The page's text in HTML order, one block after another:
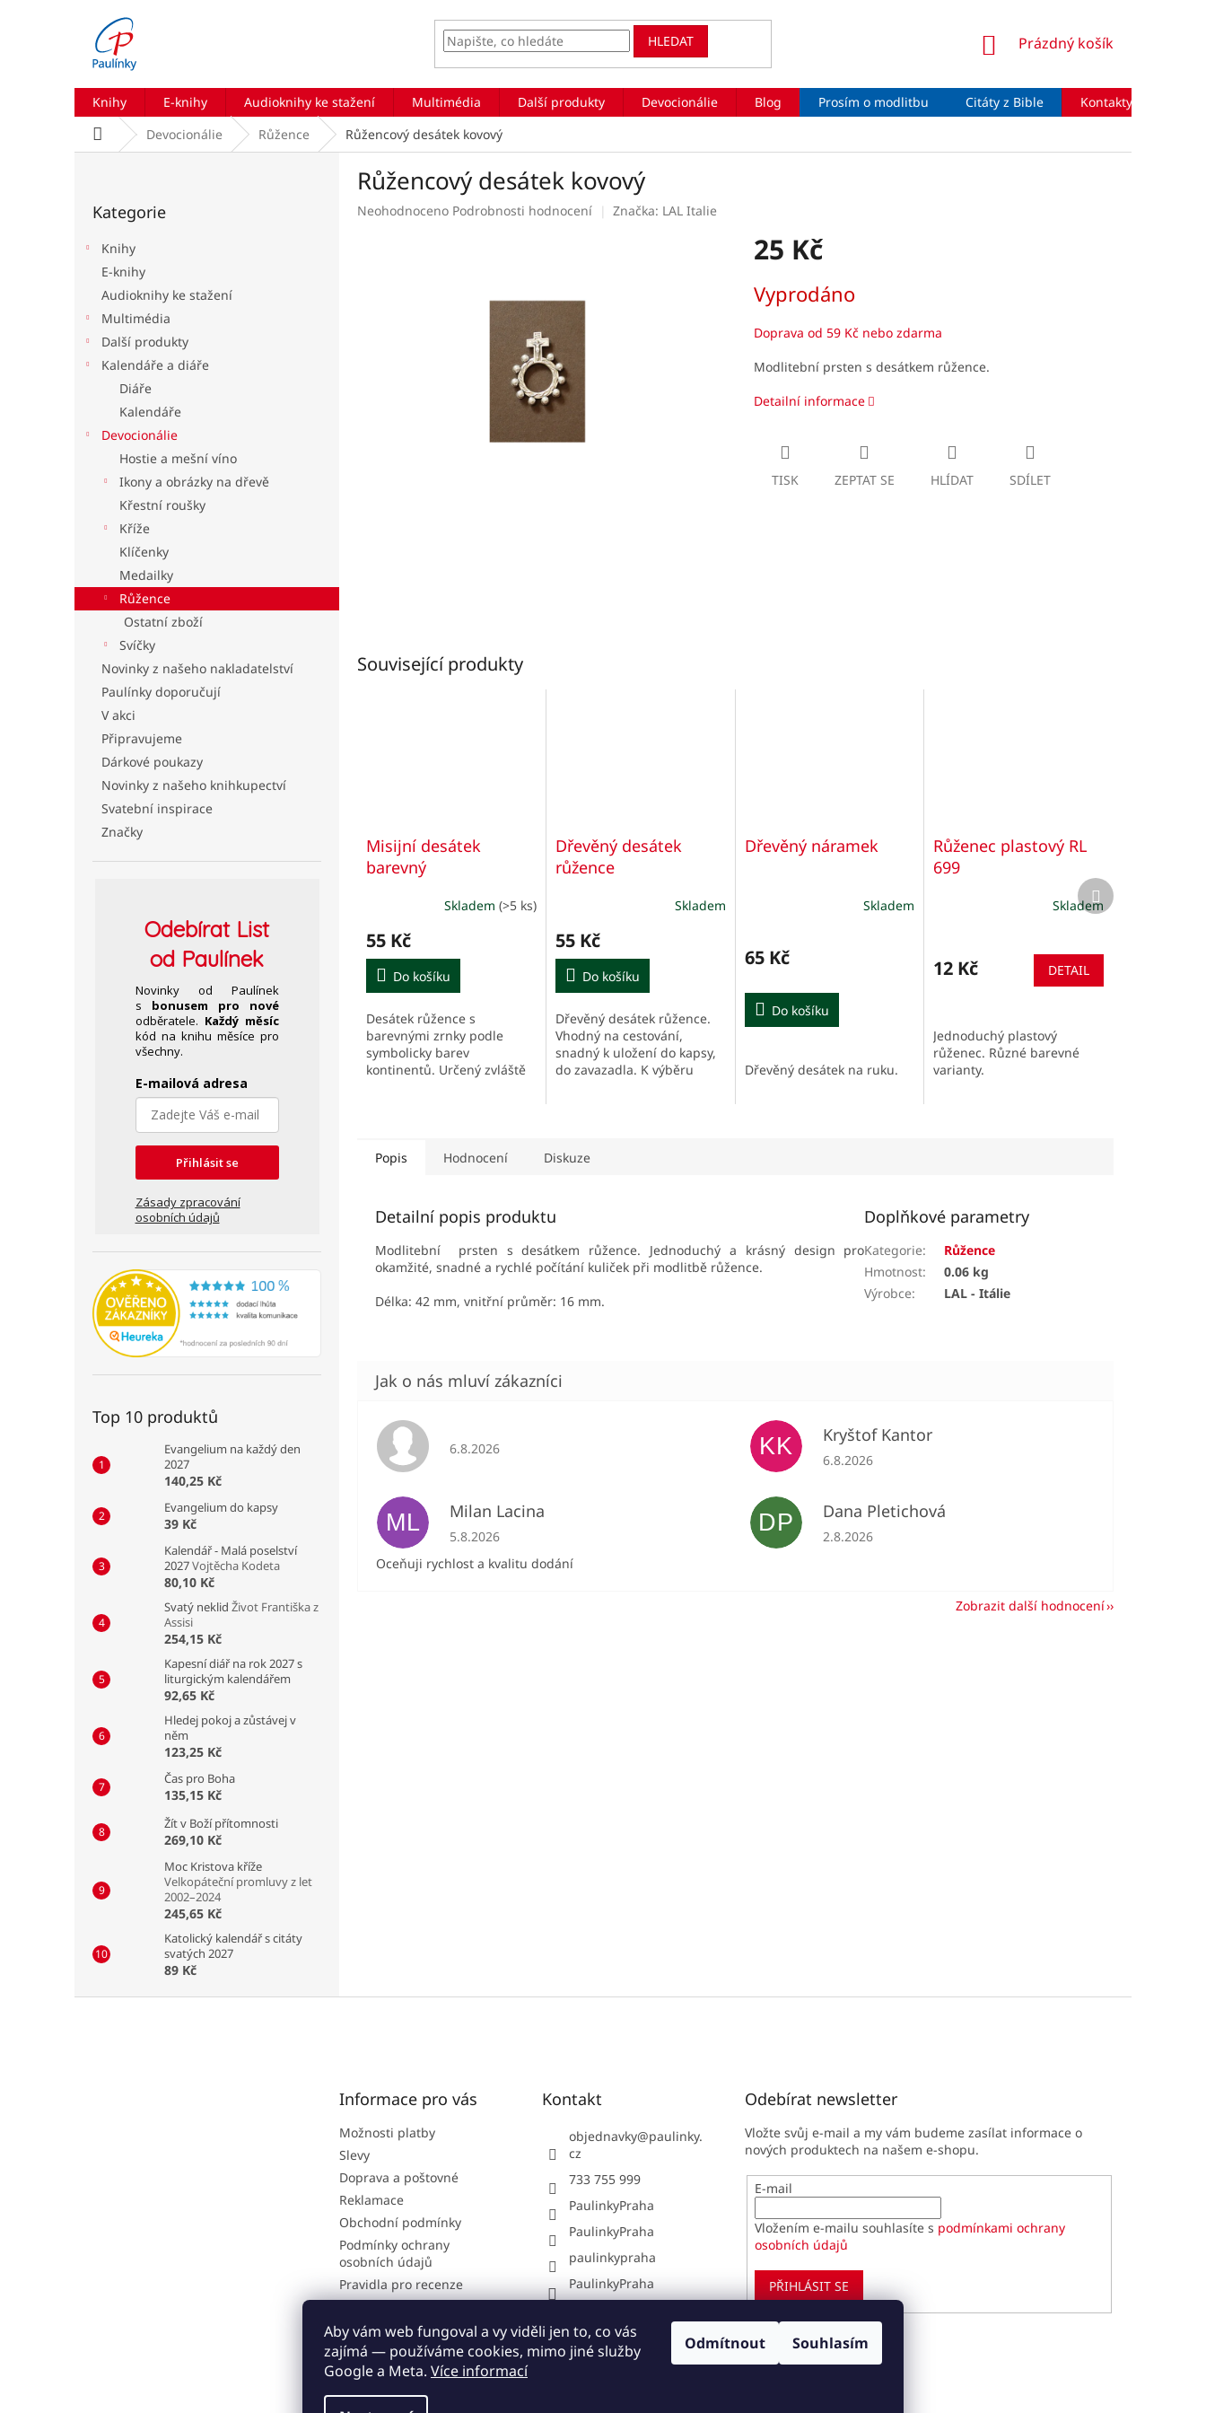
Aby vám web fungoval a vy viděli jen to, co vás
zajímá — používáme cookies, mimo jiné služby
Google a Meta. Více informací
Odmítnout Souhlasím
HLEDAT
NÁKUPNÍ
Prázdný košík
Knihy E-knihy Audioknihy ke stažení Multimédia Další produkty Devocionálie Blog Prosím o modlitbu Citáty z Bible Kontakty
Domů Devocionálie Růžence Růžencový desátek kovový
kategorie
Kategorie
Knihy
E-knihy
Audioknihy ke stažení
Multimédia
Další produkty
Kalendáře a diáře
Diáře
Kalendáře
Devocionálie
Hostie a mešní víno
Ikony a obrázky na dřevě
Křestní roušky
Kříže
Klíčenky
Medailky
Růžence
Ostatní zboží
Svíčky
Novinky z našeho nakladatelství
Paulínky doporučují
V akci
Připravujeme
Dárkové poukazy
Novinky z našeho knihkupectví
Svatební inspirace
Značky
OdebíratList
od Paulínek
Novinky od Paulínek
s bonusem pro nové
odběratele. Každý měsíc
kód na knihu měsíce pro
všechny.
E-mailová adresa
Přihlásit se
Zásady zpracování
osobních údajů
Top 10 produktů
Evangelium na každý den
2027
140,25 Kč
Evangelium do kapsy
39 Kč
Kalendář - Malá poselství
2027Vojtěcha Kodeta
80,10 Kč
Svatý neklid Život Františka z
Assisi
254,15 Kč
Kapesní diář na rok 2027 s
liturgickým kalendářem
92,65 Kč
Hledej pokoj a zůstávej v
něm
123,25 Kč
Čas pro Boha
135,15 Kč
Žít v Boží přítomnosti
269,10 Kč
Moc Kristova kříže
Velkopáteční promluvy z let
2002–2024
245,65 Kč
Katolický kalendář s citáty
svatých 2027
89 Kč
Růžencový desátek kovový
Průměrné
Neohodnoceno Podrobnosti hodnocení Značka: LAL Italie
25 Kč
cena:
Vyprodáno
Doprava od 59 Kč nebo zdarma
Modlitební prsten s desátkem růžence.
Detailní informace
TISK ZEPTAT SE HLÍDAT SDÍLET
Související produkty
Misijní desátek
barevný
Skladem (>5 ks)
55 Kč
Do košíku
Desátek růžence s
barevnými zrnky podle
symbolicky barev
kontinentů. Určený zvláště
Dřevěný desátek
růžence
Skladem
55 Kč
Do košíku
Dřevěný desátek růžence.
Vhodný na cestování,
snadný k uložení do kapsy,
do zavazadla. K výběru
Dřevěný náramek
Skladem
65 Kč
Do košíku
Dřevěný desátek na ruku.
Růženec plastový RL
699
je
5,0
hvězdiček.
Skladem
12 Kč DETAIL
Jednoduchý plastový
růženec. Různé barevné
varianty.
Další
produkt
Popis Hodnocení Diskuze
Detailní popis produktu
Modlitební prsten s desátkem růžence. Jednoduchý a krásný design pro
okamžité, snadné a rychlé počítání kuliček při modlitbě růžence.
Délka: 42 mm, vnitřní průměr: 16 mm.
Doplňkové parametry
Kategorie:
Růžence
Hmotnost:
0.06 kg
Výrobce: LAL - Itálie
Hodnocení obchodu je 5 z 5 hvězdiček.
6.8.2026 KK Kryštof Kantor
Hodnocení obchodu je 5 z 5 hvězdiček.
6.8.2026
ML Milan Lacina
Hodnocení obchodu je 5 z 5 hvězdiček.
5.8.2026
Oceňuji rychlost a kvalitu dodání
DP Dana Pletichová
Hodnocení obchodu je 5 z 5 hvězdiček.
2.8.2026
Zobrazit další hodnocení
Informace pro vás
Možnosti platby
Slevy
Doprava a poštovné
Reklamace
Obchodní podmínky
Podmínky ochrany
osobních údajů
Pravidla pro recenze
Odstoupení od smlouvy
Proč nakoupit u nás?
Kontakt
objednavky@paulinky.
cz
733 755 999
PaulinkyPraha
PaulinkyPraha
paulinkypraha
PaulinkyPraha
Odebírat newsletter
Vložte svůj e-mail a my vám budeme zasílat informace o
nových produktech na našem e-shopu.
E-mail
Vložením e-mailu souhlasíte s podmínkami ochrany
osobních údajů
PŘIHLÁSIT SE